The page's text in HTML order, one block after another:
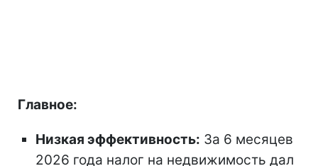
Главное:
Низкая эффективность: За 6 месяцев
2026 года налог на недвижимость дал